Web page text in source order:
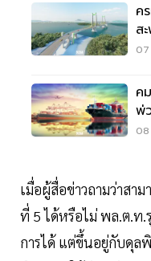
ค
ส
07
ค
พ่
ห
เมื่อผู้สื่อข่าวถามว่าสา
ที่ 5 ได้หรือไม่ พล.ต.ท.
การได้ แต่ขึ้นอยู่กับดุล